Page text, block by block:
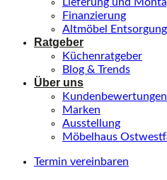
Finanzierung
Altmöbel Entsorgung
Ratgeber
Küchenratgeber
Blog & Trends
Über uns
Kundenbewertungen
Marken
Ausstellung
Möbelhaus
Termin vereinbaren